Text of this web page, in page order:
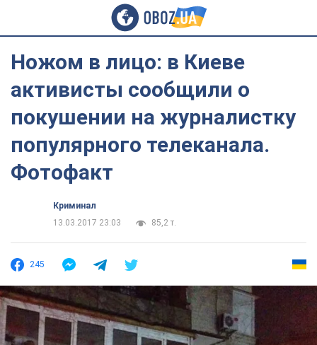
Ножом в лицо: в Киеве
активисты сообщили о
покушении на журналистку
популярного телеканала.
Фотофакт
Криминал
13.03.2017 23:03
85,2 т.
245